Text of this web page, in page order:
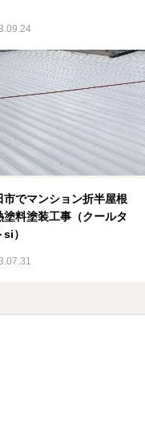
市でマンション折半屋根
塗料塗装工事（クールタ
）